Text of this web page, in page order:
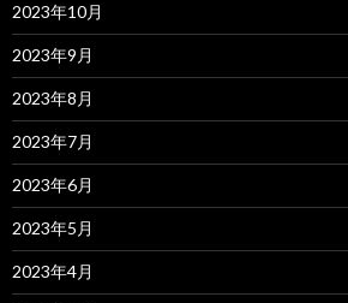
2023年10月
2023年9月
2023年8月
2023年7月
2023年6月
2023年5月
2023年4月